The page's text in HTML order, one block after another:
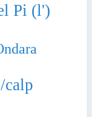
Pi (l')
calp